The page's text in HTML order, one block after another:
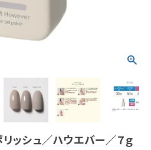
ッシュ／ハウエバー／７ｇ